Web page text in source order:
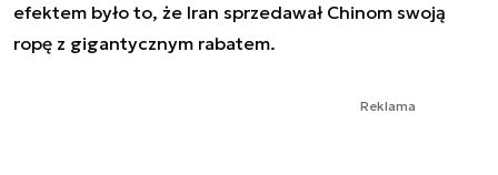
efektem było to, że Iran sprzedawał Chinom swoją
ropę z gigantycznym rabatem.
Reklama